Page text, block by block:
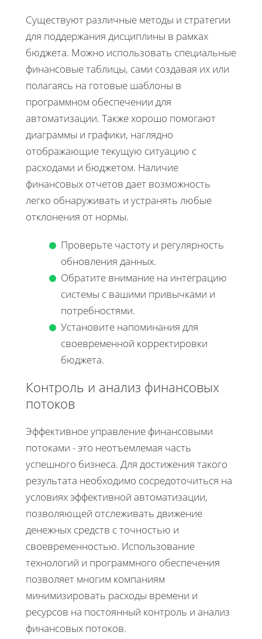
Существуют различные методы и стратегии
для поддержания дисциплины в рамках
бюджета. Можно использовать специальные
финансовые таблицы, сами создавая их или
полагаясь на готовые шаблоны в
программном обеспечении для
автоматизации. Также хорошо помогают
диаграммы и графики, наглядно
отображающие текущую ситуацию с
расходами и бюджетом. Наличие
финансовых отчетов дает возможность
легко обнаруживать и устранять любые
отклонения от нормы.
Проверьте частоту и регулярность
обновления данных.
Обратите внимание на интеграцию
системы с вашими привычками и
потребностями.
Установите напоминания для
своевременной корректировки
бюджета.
Контроль и анализ финансовых
потоков
Эффективное управление финансовыми
потоками - это неотъемлемая часть
успешного бизнеса. Для достижения такого
результата необходимо сосредоточиться на
условиях эффективной автоматизации,
позволяющей отслеживать движение
денежных средств с точностью и
своевременностью. Использование
технологий и программного обеспечения
позволяет многим компаниям
минимизировать расходы времени и
ресурсов на постоянный контроль и анализ
финансовых потоков.